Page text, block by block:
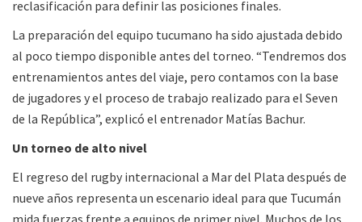
reclasificación para definir las posiciones finales.
La preparación del equipo tucumano ha sido ajustada debido
al poco tiempo disponible antes del torneo. “Tendremos dos
entrenamientos antes del viaje, pero contamos con la base
de jugadores y el proceso de trabajo realizado para el Seven
de la República”, explicó el entrenador Matías Bachur.
Un torneo de alto nivel
El regreso del rugby internacional a Mar del Plata después de
nueve años representa un escenario ideal para que Tucumán